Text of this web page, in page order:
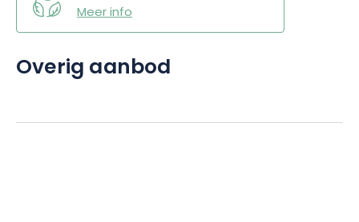
Meer info
Overig aanbod